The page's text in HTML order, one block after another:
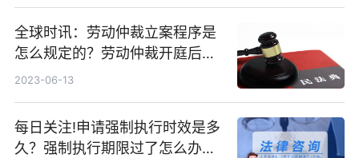
全球时讯：劳动仲裁立案程序是
怎么规定的？劳动仲裁开庭后多
久才出结果？
2023-06-13
每日关注!申请强制执行时效是多
久？强制执行期限过了怎么办